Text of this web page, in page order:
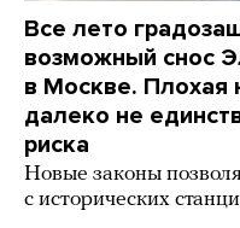
Все лето
возможный снос
в Москве. Плохая
далеко не
риска
Новые законы
с исторических